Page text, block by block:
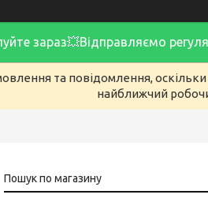
зараз💥Відправляємо
та повідомлення,
найближчий